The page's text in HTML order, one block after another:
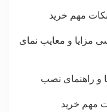
مهم خرید
مزایا و معایب نمای
و راهنمای نصب
مهم خرید